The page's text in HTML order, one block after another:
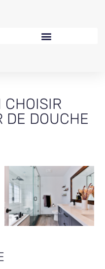
CHOISIR
DE DOUCHE